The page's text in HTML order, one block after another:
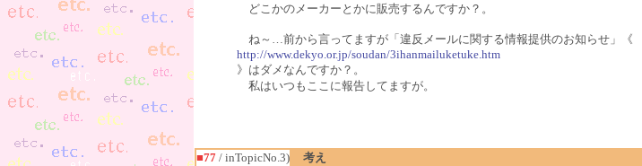
どこかのメーカーとかに販売するんですか？。
ね～…前から言ってますが「違反メールに関する情報提供のお知らせ」《
http://www.dekyo.or.jp/soudan/3ihanmailuketuke.htm
》はダメなんですか？。
私はいつもここに報告してますが。
■77 / inTopicNo.3)
考え